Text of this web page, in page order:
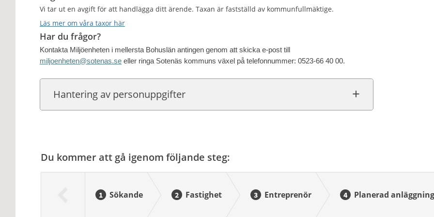
Vi tar ut en avgift för att handlägga ditt ärende. Taxan är fastställd av kommunfullmäktige.
Läs mer om våra taxor här
Har du frågor?
Kontakta Miljöenheten i mellersta Bohuslän antingen genom att skicka e-post till
miljoenheten@sotenas.seeller ringa Sotenäs kommuns växel på telefonnummer: 0523-66 40 00.
Hantering av personuppgifter
Du kommer att gå igenom följande steg:
Sökande Fastighet Entreprenör Planerad anläggning